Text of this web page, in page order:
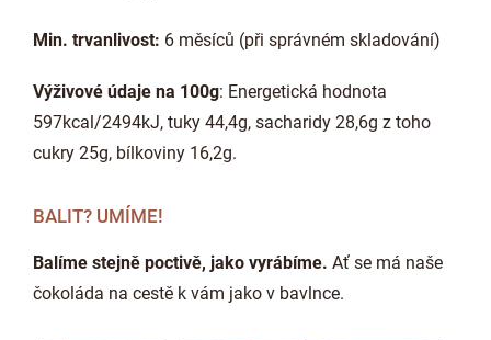
Min. trvanlivost: 6 měsíců (při správném skladování)
Výživové údaje na 100g: Energetická hodnota
597kcal/2494kJ, tuky 44,4g, sacharidy 28,6g z toho
cukry 25g, bílkoviny 16,2g.
BALIT? UMÍME!
Balíme stejně poctivě, jako vyrábíme. Ať se má naše
čokoláda na cestě k vám jako v bavlnce.